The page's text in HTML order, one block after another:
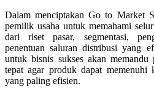
Dalam menciptakan Go to Market
pemilik usaha untuk memahami
dari riset pasar, segmentasi,
penentuan saluran distribusi yang
untuk bisnis sukses akan memandu
tepat agar produk dapat memenuhi
yang paling efisien.